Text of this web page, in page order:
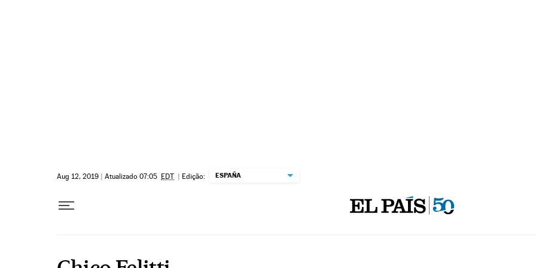
Aug 12, 2019 | Atualizado 07:05 EDT | Edição: ESPAÑA